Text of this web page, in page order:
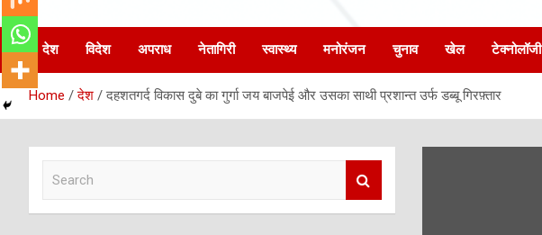
Princenews Daily
देश विदेश अपराध नेतागिरी स्वास्थ्य मनोरंजन चुनाव खेल टेक्नोलॉजी
Home देश दहशतगर्द विकास दुबे का गुर्गा जय बाजपेई और उसका साथी प्रशान्त उर्फ डब्बू गिरफ़्तार